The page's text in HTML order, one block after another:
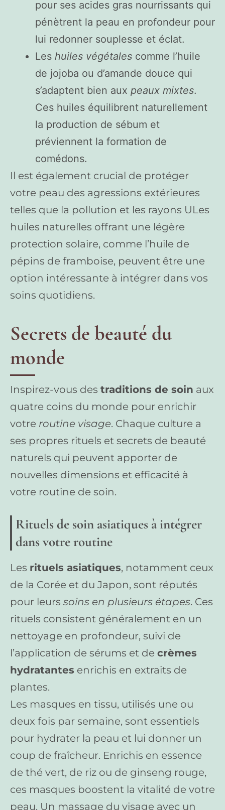
pour ses acides gras nourrissants qui
pénètrent la peau en profondeur pour
lui redonner souplesse et éclat.
Les huiles végétales comme l’huile
de jojoba ou d’amande douce qui
s’adaptent bien aux peaux mixtes.
Ces huiles équilibrent naturellement
la production de sébum et
préviennent la formation de
comédons.
Il est également crucial de protéger
votre peau des agressions extérieures
telles que la pollution et les rayons ULes
huiles naturelles offrant une légère
protection solaire, comme l’huile de
pépins de framboise, peuvent être une
option intéressante à intégrer dans vos
soins quotidiens.
Secrets de beauté du
monde
Inspirez-vous des traditions de soin aux
quatre coins du monde pour enrichir
votre routine visage. Chaque culture a
ses propres rituels et secrets de beauté
naturels qui peuvent apporter de
nouvelles dimensions et efficacité à
votre routine de soin.
Rituels de soin asiatiques à intégrer
dans votre routine
Les rituels asiatiques, notamment ceux
de la Corée et du Japon, sont réputés
pour leurs soins en plusieurs étapes. Ces
rituels consistent généralement en un
nettoyage en profondeur, suivi de
l’application de sérums et de crèmes
hydratantes enrichis en extraits de
plantes.
Les masques en tissu, utilisés une ou
deux fois par semaine, sont essentiels
pour hydrater la peau et lui donner un
coup de fraîcheur. Enrichis en essence
de thé vert, de riz ou de ginseng rouge,
ces masques boostent la vitalité de votre
peau. Un massage du visage avec un